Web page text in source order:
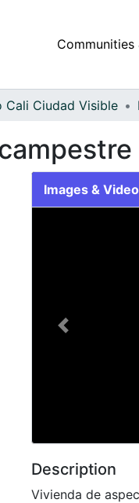
Cali Ciudad Visible
Images &
Previous
Description
Vivienda de